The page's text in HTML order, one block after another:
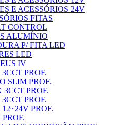
E ACESSÓRIOS 24V
FITAS
CONTROL
ALUMÍNIO
P/ FITA LED
LED
IV
PROF.
SLIM PROF.
3CCT PROF.
PROF.
PROF.